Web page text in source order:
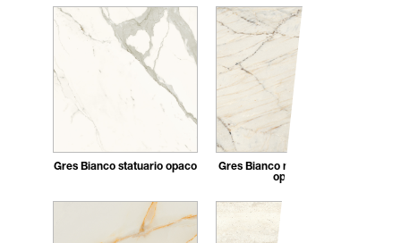
Gres Bianco statuario opaco
Gres Bianco naturale fusion
opaco